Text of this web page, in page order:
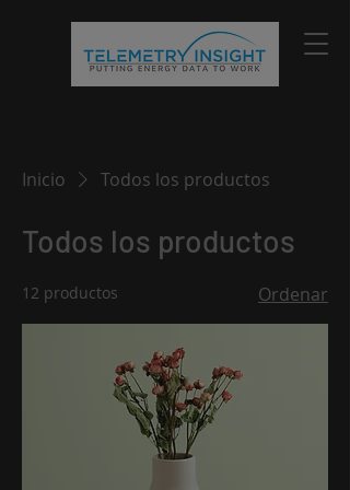
Inicio Todos los productos
Todos los productos
12 productos Ordenar